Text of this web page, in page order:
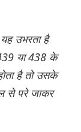
यह उभरता है
या 438 के
है तो उसके
से परे जाकर